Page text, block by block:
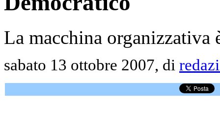
La macchina organizzativa
sabato 13 ottobre 2007, di